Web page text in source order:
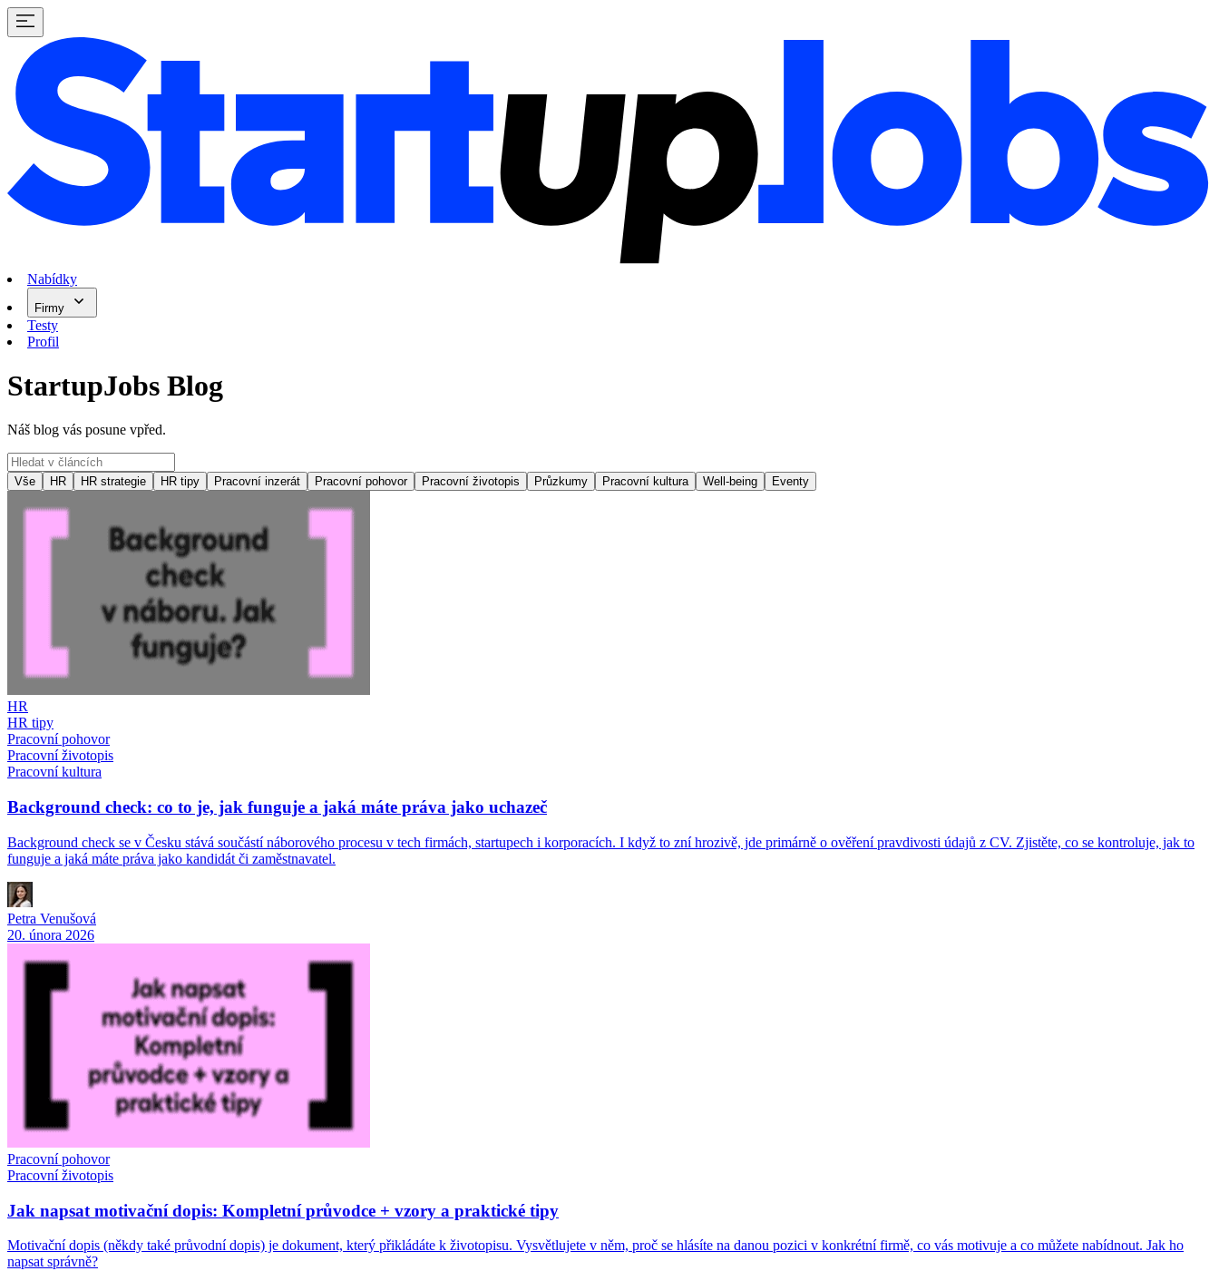
Nabídky
Firmy
Testy
Profil
StartupJobs Blog
Náš blog vás posune vpřed.
Vše HR HR strategie HR tipy Pracovní inzerát Pracovní pohovor Pracovní životopis Průzkumy Pracovní kultura Well-being Eventy
HR
HR tipy
Pracovní pohovor
Pracovní životopis
Pracovní kultura
Background check: co to je, jak funguje a jaká máte práva jako uchazeč
Background check se v Česku stává součástí náborového procesu v tech firmách, startupech i korporacích. I když to zní hrozivě, jde primárně o ověření pravdivosti údajů z CV. Zjistěte, co se kontroluje, jak to
funguje a jaká máte práva jako kandidát či zaměstnavatel.
Petra Venušová
20. února 2026
Pracovní pohovor
Pracovní životopis
Jak napsat motivační dopis: Kompletní průvodce + vzory a praktické tipy
Motivační dopis (někdy také průvodní dopis) je dokument, který přikládáte k životopisu. Vysvětlujete v něm, proč se hlásíte na danou pozici v konkrétní firmě, co vás motivuje a co můžete nabídnout. Jak ho
napsat správně?